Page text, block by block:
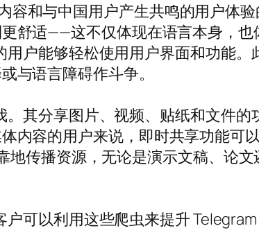
容和与中国用户产生共鸣的用户体
舒适——这不仅体现在语言本身，也
户能够轻松使用用户界面和功能。
与语言障碍作斗争。
其分享图片、视频、贴纸和文件的
内容的用户来说，即时共享功能可
地传播资源，无论是演示文稿、论
可以利用这些爬虫来提升